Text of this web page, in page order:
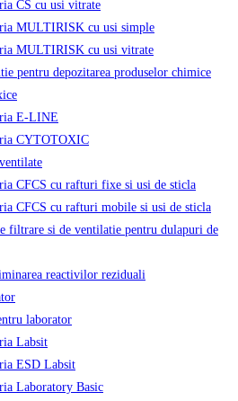
CS cu usi vitrate
MULTIRISK cu usi simple
MULTIRISK cu usi vitrate
pentru depozitarea produselor chimice
E-LINE
CYTOTOXIC
CFCS cu rafturi fixe si usi de sticla
CFCS cu rafturi mobile si usi de sticla
filtrare si de ventilatie pentru dulapuri de
reactivilor reziduali
laborator
Labsit
ESD Labsit
Laboratory Basic